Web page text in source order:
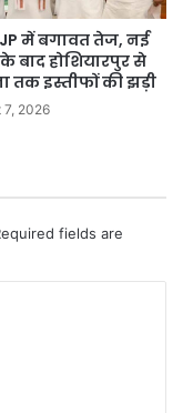
में बगावत तेज, नई
बाद होशियारपुर से
तक इस्तीफों की झड़ी
7, 2026
fields are